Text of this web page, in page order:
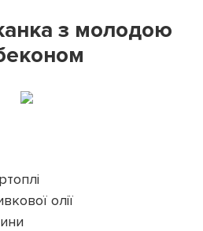
з молодою
олії